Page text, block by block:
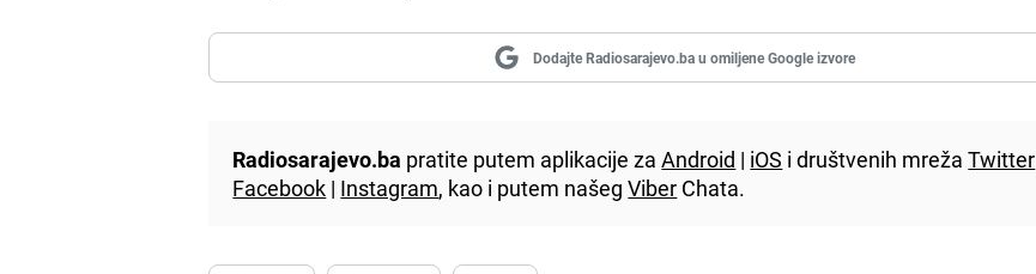
Dodajte Radiosarajevo.ba u omiljene Google izvore
Radiosarajevo.ba pratite putem aplikacije zaAndroid | iOS i društvenih mrežaTwitter
Facebook | Instagram, kao i putem našegViber Chata.